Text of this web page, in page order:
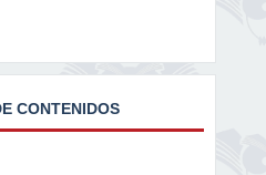
CONTENIDOS